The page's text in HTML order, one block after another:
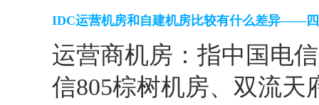
IDC运营机房和自建机房比较有什么差异——
运营商机房：指中国电
信805棕树机房、双流